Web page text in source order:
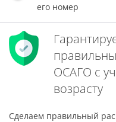
его номер
ОСАГО с
возрасту
Сделаем правильный